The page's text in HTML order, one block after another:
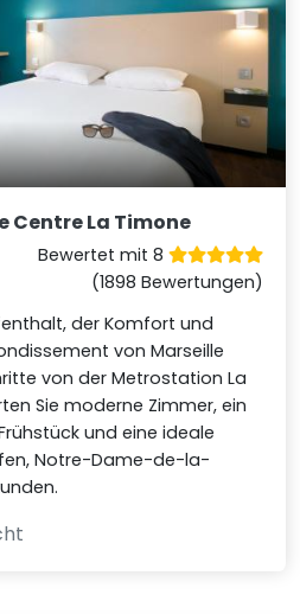
Centre La Timone
Bewertet mit 8
(1898 Bewertungen)
der Komfort und
von Marseille
von der Metrostation La
Sie moderne Zimmer, ein
und eine ideale
Notre-Dame-de-la-